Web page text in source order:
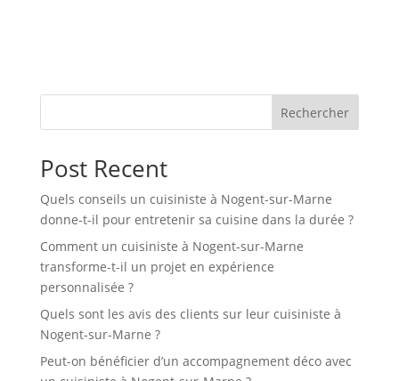
Rechercher
Post Recent
Quels conseils un cuisiniste à Nogent-sur-Marne
donne-t-il pour entretenir sa cuisine dans la durée ?
Comment un cuisiniste à Nogent-sur-Marne
transforme-t-il un projet en expérience
personnalisée ?
Quels sont les avis des clients sur leur cuisiniste à
Nogent-sur-Marne ?
Peut-on bénéficier d’un accompagnement déco avec